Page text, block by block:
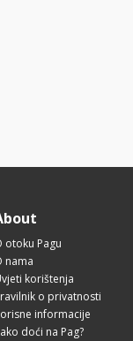
otoku Pagu
nama
korištenja
o privatnosti
informacije
doći na Pag?